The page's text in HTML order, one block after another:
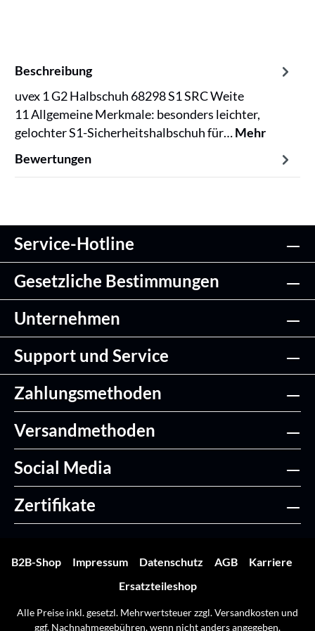
Beschreibung
uvex 1 G2 Halbschuh 68298 S1 SRC Weite
11 Allgemeine Merkmale: besonders leichter,
gelochter S1-Sicherheitshalbschuh für…Mehr
Bewertungen
Service-Hotline
Gesetzliche Bestimmungen
Unternehmen
Support und Service
Zahlungsmethoden
Versandmethoden
Social Media
Zertifikate
B2B-Shop Impressum Datenschutz AGB
Karriere
Ersatzteileshop
Alle Preise inkl. gesetzl. Mehrwertsteuer zzgl.Versandkosten und
ggf. Nachnahmegebühren, wenn nicht anders angegeben.